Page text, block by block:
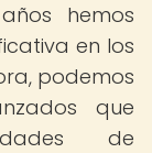
hemos
en los
podemos
que
de